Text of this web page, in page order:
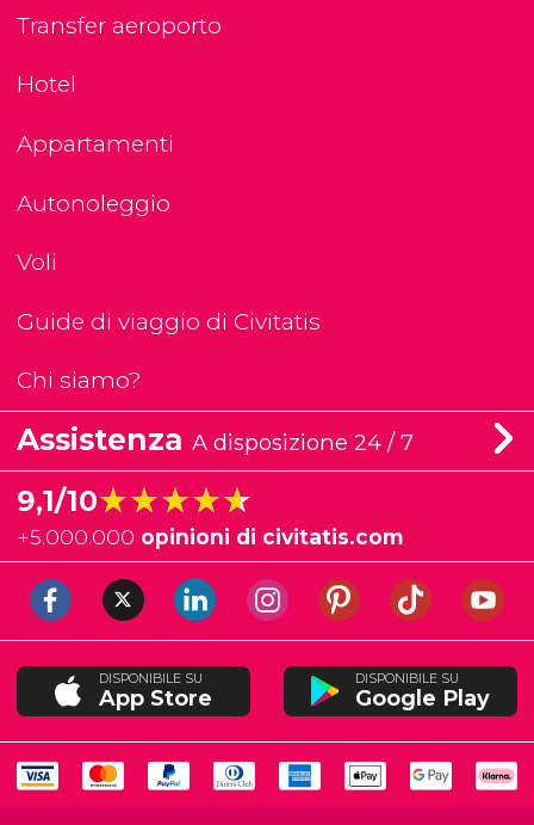
Transfer aeroporto
Hotel
Appartamenti
Autonoleggio
Voli
Guide di viaggio di Civitatis
Chi siamo?
Assistenza A disposizione 24 / 7
9,1/10★★★★★
★★★★★
+5.000.000 opinioni di civitatis.com
DISPONIBILE SU
App Store
DISPONIBILE SU
Google Play